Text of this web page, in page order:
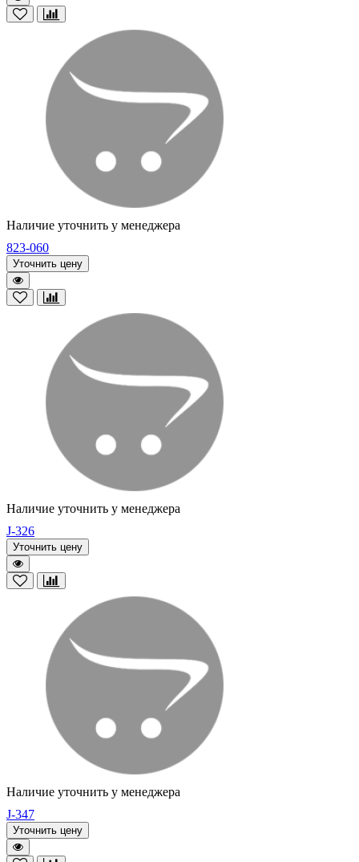
Наличие уточнить у менеджера
823-060
Уточнить цену
Наличие уточнить у менеджера
J-326
Уточнить цену
Наличие уточнить у менеджера
J-347
Уточнить цену